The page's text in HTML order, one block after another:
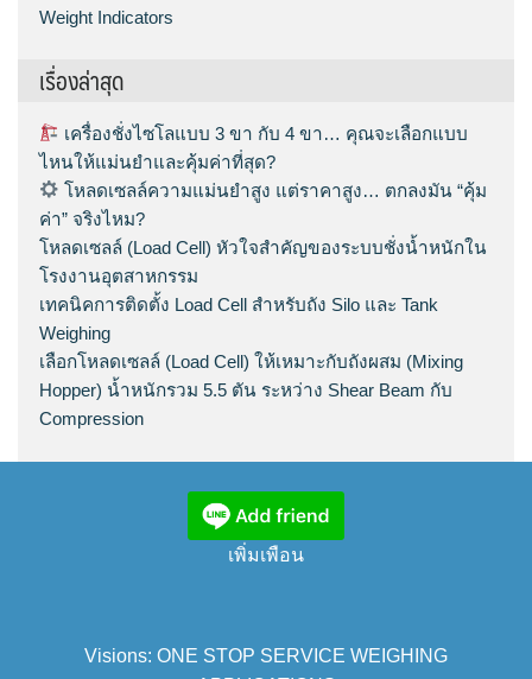
Weight Indicators
เรื่องล่าสุด
เครื่องชั่งไซโลแบบ 3 ขา กับ 4 ขา… คุณจะเลือกแบบ
ไหนให้แม่นยำและคุ้มค่าที่สุด?
โหลดเซลล์ความแม่นยำสูง แต่ราคาสูง… ตกลงมัน “คุ้ม
ค่า” จริงไหม?
โหลดเซลล์ (Load Cell) หัวใจสำคัญของระบบชั่งน้ำหนักใน
โรงงานอุตสาหกรรม
เทคนิคการติดตั้ง Load Cell สำหรับถัง Silo และ Tank
Weighing
เลือกโหลดเซลล์ (Load Cell) ให้เหมาะกับถังผสม (Mixing
Hopper) น้ำหนักรวม 5.5 ตัน ระหว่าง Shear Beam กับ
Compression
เพิ่มเพือน
Visions: ONE STOP SERVICE WEIGHING